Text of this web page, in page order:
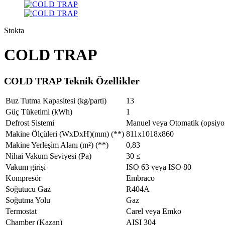
Stokta
COLD TRAP
COLD TRAP Teknik Özellikler
Buz Tutma Kapasitesi (kg/parti)
13
Güç Tüketimi (kWh)
1
Defrost Sistemi
Manuel veya Otomatik
Makine Ölçüleri (WxDxH)(mm) (**) 811x1018x860
Makine Yerleşim Alanı (m²) (**)
0,83
Nihai Vakum Seviyesi (Pa)
30 ≤
Vakum girişi
ISO 63 veya ISO 80
Kompresör
Embraco
Soğutucu Gaz
R404A
Soğutma Yolu
Gaz
Termostat
Carel veya Emko
Chamber (Kazan)
AISI 304